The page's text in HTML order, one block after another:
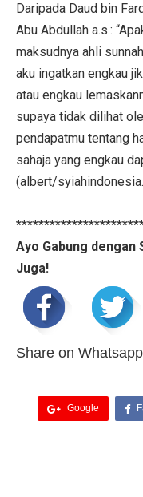
Daripada Daud bin
Abu Abdullah a.s.:
maksudnya ahli
aku ingatkan engkau
atau engkau
supaya tidak dilihat
pendapatmu tentang
sahaja yang engkau
(albert/
Ayo Gabung dengan
Juga!
Share on
Google